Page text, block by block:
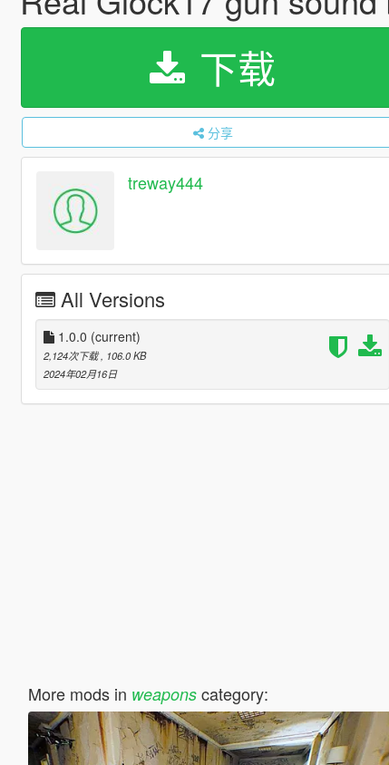
下载
分享
treway444
All Versions
1.0.0 (current)
2,124次下载 , 106.0 KB
2024年02月16日
More mods in weaponscategory: